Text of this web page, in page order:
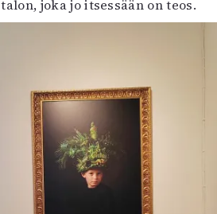
joka jo itsessään on teos.